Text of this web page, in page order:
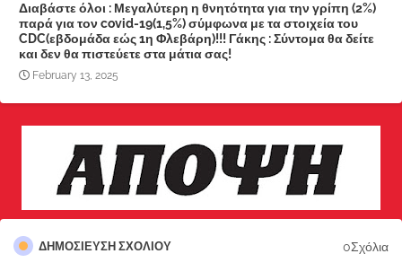
Διαβάστε όλοι : Μεγαλύτερη η θνητότητα για την γρίπη (2%)
παρά για τον covid-19(1,5%) σύμφωνα με τα στοιχεία του
CDC(εβδομάδα εώς 1η Φλεβάρη)!!! Γάκης : Σύντομα θα δείτε
και δεν θα πιστεύετε στα μάτια σας!
February 13, 2025
ΔΗΜΟΣΊΕΥΣΗ ΣΧΟΛΊΟΥ 0Σχόλια